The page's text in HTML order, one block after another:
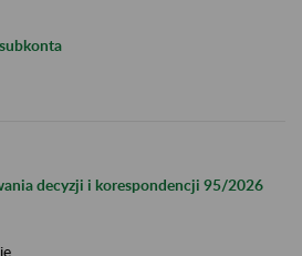
decyzji i korespondencji 95/2026